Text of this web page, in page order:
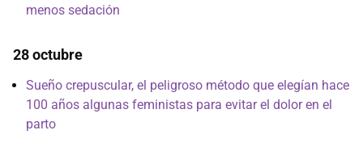
menos sedación
28 octubre
Sueño crepuscular, el peligroso método que elegían hace
100 años algunas feministas para evitar el dolor en el
parto